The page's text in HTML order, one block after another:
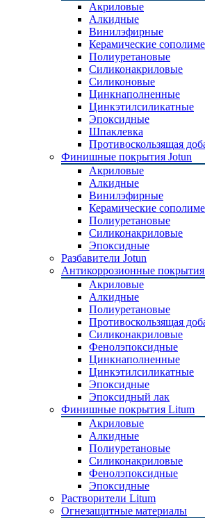
Акриловые
Алкидные
Винилэфирные
Керамические
Полиуретановые
Силиконакриловые
Силиконовые
Цинкнаполненные
Цинкэтилсиликатные
Эпоксидные
Шпаклевка
Противоскользящая
Финишные покрытия Jotun
Акриловые
Алкидные
Винилэфирные
Керамические
Полиуретановые
Силиконакриловые
Эпоксидные
Разбавители Jotun
Антикоррозионные
Акриловые
Алкидные
Полиуретановые
Противоскользящая
Силиконакриловые
Фенолэпоксидные
Цинкнаполненные
Цинкэтилсиликатные
Эпоксидные
Эпоксидный лак
Финишные покрытия Litum
Акриловые
Алкидные
Полиуретановые
Силиконакриловые
Фенолэпоксидные
Эпоксидные
Растворители Litum
Огнезащитные материалы